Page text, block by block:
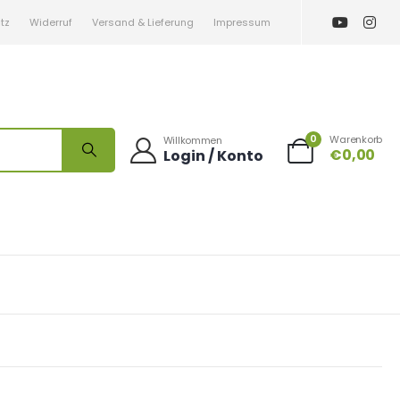
Widerruf Versand & Lieferung Impressum
Willkommen
Login / Konto
0 Warenkorb
€0,00